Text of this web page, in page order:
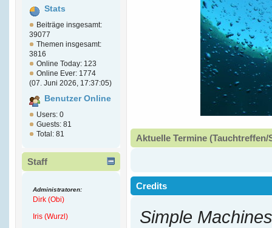
Stats
Beiträge insgesamt:
39077
Themen insgesamt:
3816
Online Today: 123
Online Ever: 1774
(07. Juni 2026, 17:37:05)
Benutzer Online
Users: 0
Guests: 81
Total: 81
Staff
Administratoren:
Dirk (Obi)
Iris (Wurzl)
Aktuelle Termine
Credits
Simple